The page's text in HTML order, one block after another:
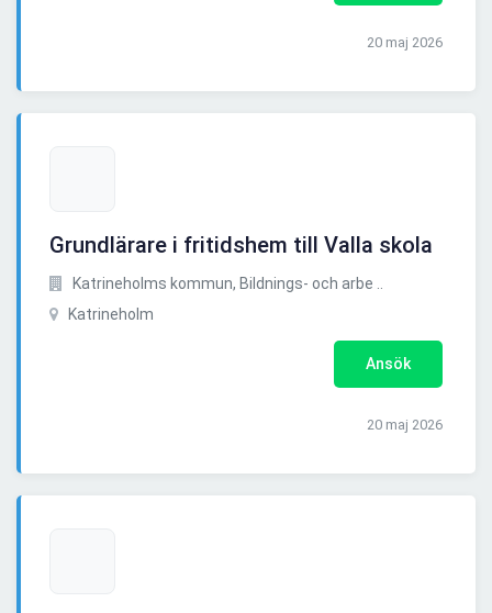
20 maj 2026
Grundlärare i fritidshem till Valla skola
Katrineholms kommun, Bildnings- och arbe ..
Katrineholm
Ansök
20 maj 2026